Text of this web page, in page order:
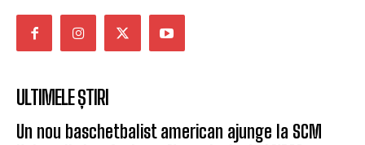
ULTIMELE ȘTIRI
Un nou baschetbalist american ajunge la SCM
Universitatea Craiova. Nu e străin de LNBM
SCM U CRAIOVA (M) 2 august 2026